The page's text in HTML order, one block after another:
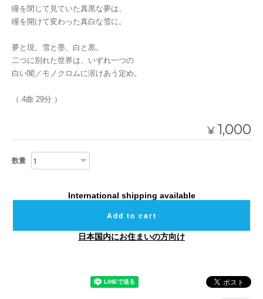
瞳を閉じて見ていた真黒な夢は、
瞳を開けて変わった真白な雪に。
夢と現、雪と墨、白と黒。
二つに別れた世界は、いずれ一つの
白い闇／モノクロムに溶けあう定め。
（ 4曲 29分 ）
¥ 1,000
数量
International shipping available
Add to cart
日本国内にお住まいの方向け